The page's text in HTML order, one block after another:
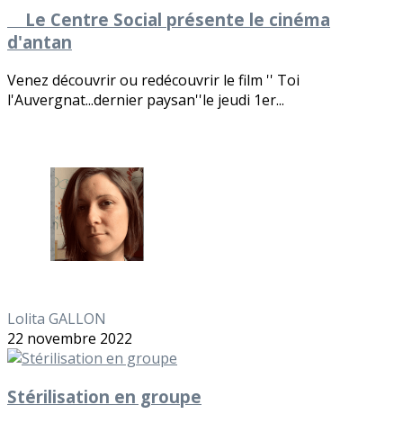
Le Centre Social présente le cinéma
d'antan
Venez découvrir ou redécouvrir le film '' Toi
l'Auvergnat...dernier paysan''le jeudi 1er...
Lolita GALLON
22 novembre 2022
Stérilisation en groupe